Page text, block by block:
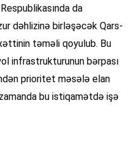
da
dəhlizinə birləşəcək Qars-
təməli qoyulub. Bu
infrastrukturunun bərpası
prioritet məsələ elan
bu istiqamətdə işə